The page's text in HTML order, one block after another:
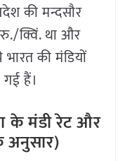
की मन्दसौर
क्विं. था और
की मंडियों
हैं।
के मंडी रेट और